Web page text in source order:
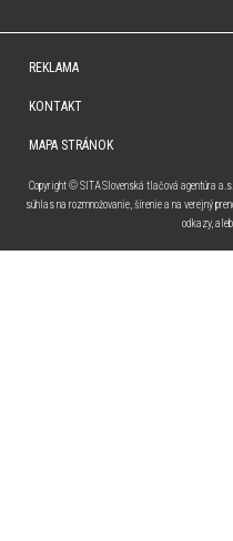
REKLAMA
KONTAKT
MAPA STRÁNOK
Copyright © SITA Slovenská tlačová agentúra
súhlas na rozmnožovanie, šírenie a na verejný
odkazy,